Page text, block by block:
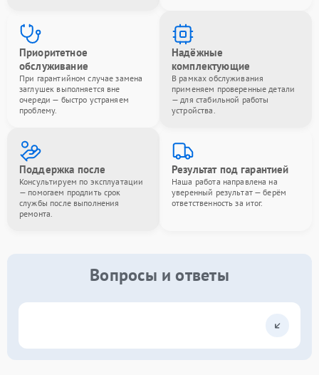
Приоритетное
обслуживание
При гарантийном случае замена
заглушек выполняется вне
очереди — быстро устраняем
проблему.
Надёжные
комплектующие
В рамках обслуживания
применяем проверенные детали
— для стабильной работы
устройства.
Поддержка после
Консультируем по эксплуатации
— помогаем продлить срок
службы после выполнения
ремонта.
Результат под гарантией
Наша работа направлена на
уверенный результат — берём
ответственность за итог.
Вопросы и ответы